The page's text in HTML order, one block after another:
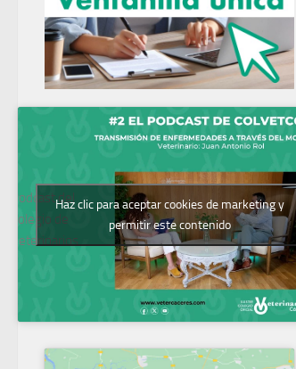
Podcast del
Colegio de
Veterinarios
Haz clic para aceptar cookies de marketing y
permitir este contenido